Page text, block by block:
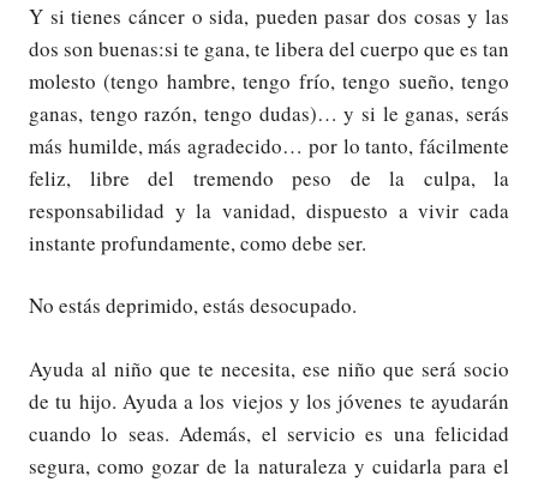
Y si tienes cáncer o sida, pueden pasar dos cosas y las
dos son buenas:si te gana, te libera del cuerpo que es tan
molesto (tengo hambre, tengo frío, tengo sueño, tengo
ganas, tengo razón, tengo dudas)… y si le ganas, serás
más humilde, más agradecido… por lo tanto, fácilmente
feliz, libre del tremendo peso de la culpa, la
responsabilidad y la vanidad, dispuesto a vivir cada
instante profundamente, como debe ser.
No estás deprimido, estás desocupado.
Ayuda al niño que te necesita, ese niño que será socio
de tu hijo. Ayuda a los viejos y los jóvenes te ayudarán
cuando lo seas. Además, el servicio es una felicidad
segura, como gozar de la naturaleza y cuidarla para el